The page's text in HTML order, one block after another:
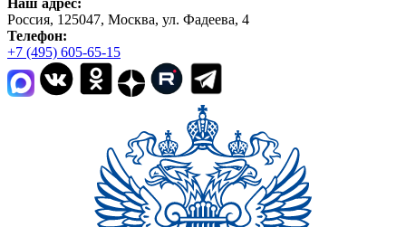
Наш адрес:
Россия, 125047, Москва, ул. Фадеева, 4
Телефон:
+7 (495) 605-65-15